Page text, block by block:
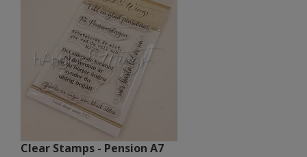
Clear Stamps - Pension A7